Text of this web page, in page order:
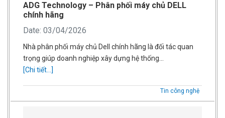
ADG Technology – Phân phối máy chủ DELL
chính hãng
Date: 03/04/2026
Nhà phân phối máy chủ Dell chính hãng là đối tác quan
trọng giúp doanh nghiệp xây dựng hệ thống…
[Chi tiết...]
Tin công nghệ